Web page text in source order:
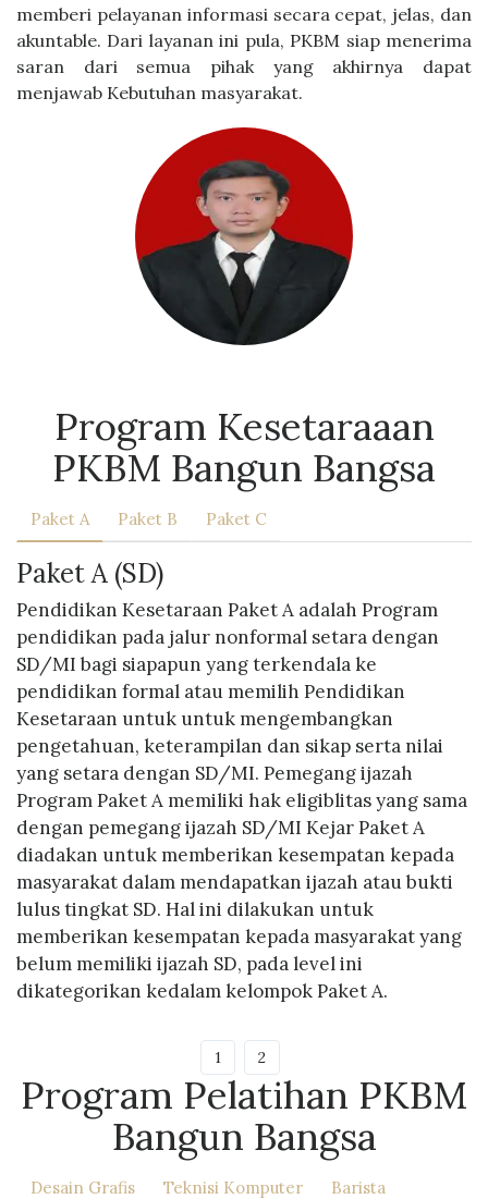
memberi pelayanan informasi secara cepat, jelas, dan
akuntable. Dari layanan ini pula, PKBM siap menerima
saran dari semua pihak yang akhirnya dapat
menjawab Kebutuhan masyarakat.
Program Kesetaraaan
PKBM Bangun Bangsa
Paket A Paket B Paket C
Paket A (SD)
Pendidikan Kesetaraan Paket A adalah Program
pendidikan pada jalur nonformal setara dengan
SD/MI bagi siapapun yang terkendala ke
pendidikan formal atau memilih Pendidikan
Kesetaraan untuk untuk mengembangkan
pengetahuan, keterampilan dan sikap serta nilai
yang setara dengan SD/MI. Pemegang ijazah
Program Paket A memiliki hak eligiblitas yang sama
dengan pemegang ijazah SD/MI Kejar Paket A
diadakan untuk memberikan kesempatan kepada
masyarakat dalam mendapatkan ijazah atau bukti
lulus tingkat SD. Hal ini dilakukan untuk
memberikan kesempatan kepada masyarakat yang
belum memiliki ijazah SD, pada level ini
dikategorikan kedalam kelompok Paket A.
1 2
Program Pelatihan PKBM
Bangun Bangsa
Desain Grafis Teknisi Komputer Barista